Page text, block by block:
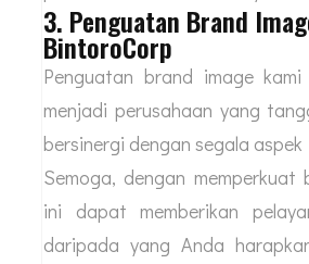
3. Penguatan Brand
BintoroCorp
Penguatan brand image
menjadi perusahaan yang
bersinergi dengan segala aspek
Semoga, dengan memperkuat
ini dapat memberikan
daripada yang Anda